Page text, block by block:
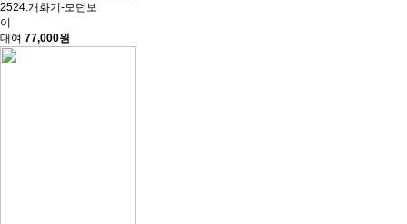
2524.개화기-모던보
이
대여 77,000원